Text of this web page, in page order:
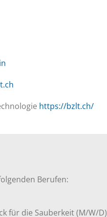
https://bzlt.ch/
Berufen:
für die Sauberkeit (M/W/D)